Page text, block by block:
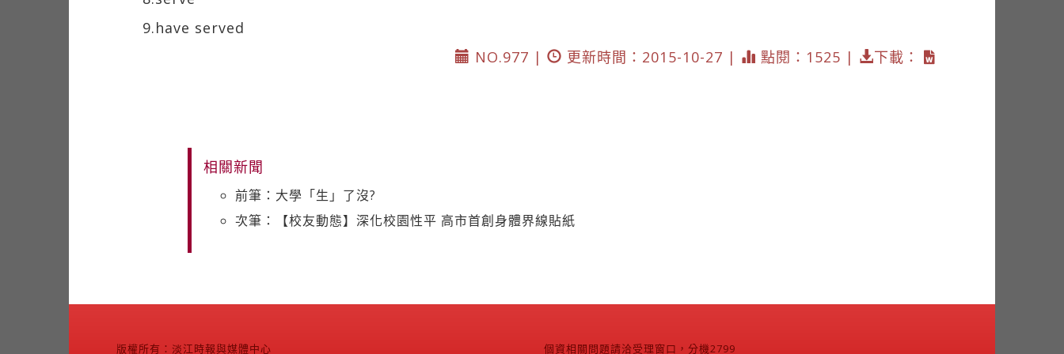
9.have served
NO.977 |
更新時間：2015-10-27 | 點閱：1525 | 下載：
相關新聞
前筆：大學「生」了沒?
次筆：【校友動態】深化校園性平 高市首創身體界線貼紙
版權所有：淡江時報與媒體中心 個資相關問題請洽受理窗口，分機2799